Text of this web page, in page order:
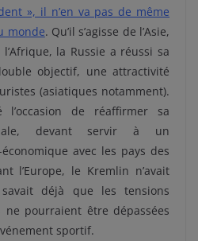
», il n’en va pas de même
monde. Qu’il s’agisse de l’Asie,
la Russie a réussi sa
objectif, une attractivité
(asiatiques notamment).
de réaffirmer sa
devant servir à un
avec les pays des
l’Europe, le Kremlin n’avait
déjà que les tensions
ne pourraient être dépassées
sportif.